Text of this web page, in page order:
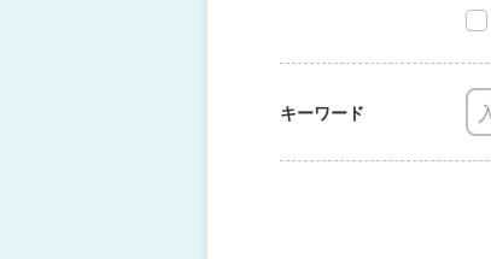
キーワード